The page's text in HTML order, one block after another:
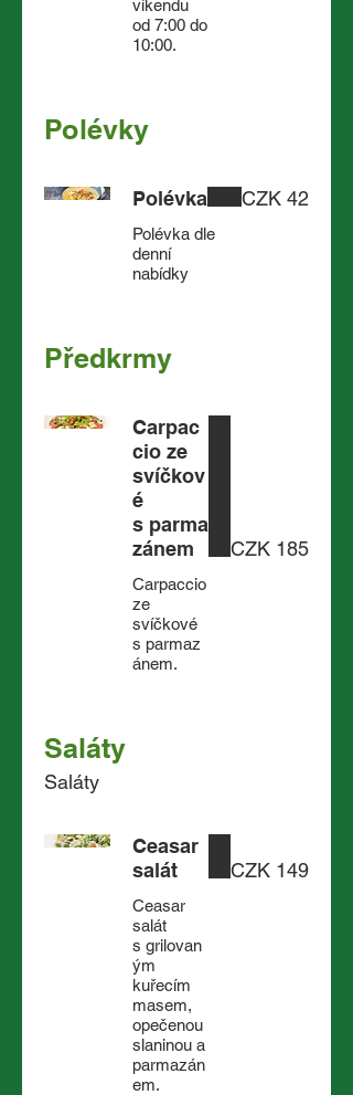
víkendu
od 7:00 do
10:00.
Polévky
Polévka
Polévka dle
denní
nabídky
CZK 42
Předkrmy
Carpac
cio ze
svíčkov
é
s parma
zánem
Carpaccio
ze
svíčkové
s parmaz
ánem.
CZK 185
Saláty
Saláty
Ceasar
salát
Ceasar
salát
s grilovan
ým
kuřecím
masem,
opečenou
slaninou a
parmazán
em.
CZK 149